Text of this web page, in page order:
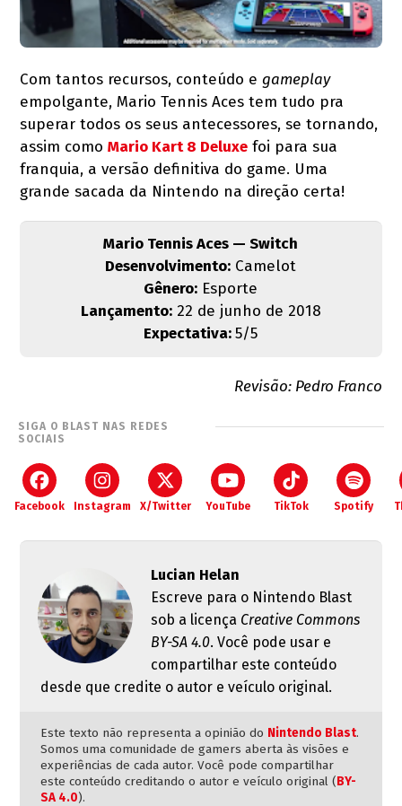
Com tantos recursos, conteúdo egameplay
empolgante, Mario Tennis Aces tem tudo pra
superar todos os seus antecessores, se tornando,
assim comoMario Kart 8 Deluxe foi para sua
franquia, a versão definitiva do game. Uma
grande sacada da Nintendo na direção certa!
Mario Tennis Aces — Switch
Desenvolvimento: Camelot
Gênero: Esporte
Lançamento:22 de junho de 2018
Expectativa:5/5
Revisão: Pedro Franco
SIGA O BLAST NAS REDES
SOCIAIS
Facebook Instagram X/Twitter YouTube TikTok Spotify
Lucian Helan
Escreve para o Nintendo Blast
sob a licença Creative Commons
BY-SA 4.0. Você pode usar e
compartilhar este conteúdo
desde que credite o autor e veículo original.
Este texto não representa a opinião do Nintendo Blast.
Somos uma comunidade de gamers aberta às visões e
experiências de cada autor. Você pode compartilhar
este conteúdo creditando o autor e veículo original (BY-
SA 4.0).